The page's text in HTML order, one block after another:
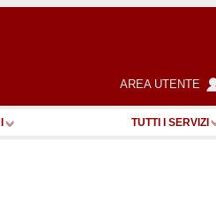
AREA UTENTE
TUTTI I SERVIZI